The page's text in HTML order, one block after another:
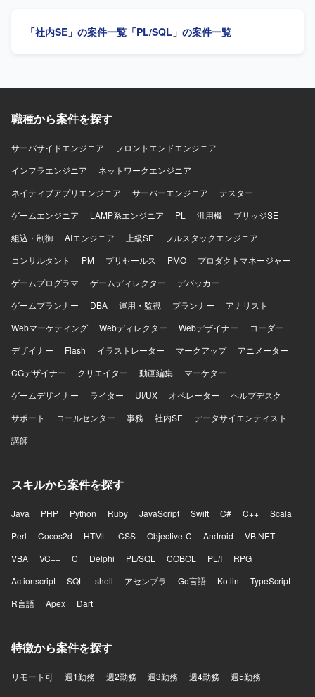
援、システム設計書作成などを行っていただきます。 【求
ンの魅力】 MES切替という基幹領域のプロジェクトにおい
から設計までを一貫して担当できるため、製造システムに
境】 IBM系MES「SiView」を中心とした製造システム環境
ル設計、マスタ管理設計などの業務に携わっていただきま
す。
「社内SE」の案件一覧 「PL/SQL」の案件一覧
職種から案件を探す
サーバサイドエンジニア
フロントエンドエンジニア
インフラエンジニア
ネットワークエンジニア
ネイティブアプリエンジニア
サーバーエンジニア
テスター
ゲームエンジニア
LAMP系エンジニア PL 汎用機
ブリッジSE
組込・制御
AIエンジニア 上級SE
フルスタックエンジニア
コンサルタント
PM プリセールス PMO
プロダクトマネージャー
ゲームプログラマ
ゲームディレクター
デバッカー
ゲームプランナー
DBA 運用・監視 プランナー
アナリスト
Webマーケティング
Webディレクター Webデザイナー
コーダー
デザイナー
Flash イラストレーター マークアップ
アニメーター
CGデザイナー
クリエイター 動画編集
マーケター
ゲームデザイナー
ライター UI/UX オペレーター
ヘルプデスク
サポート
コールセンター 事務 社内SE
データサイエンティスト
講師
スキルから案件を探す
Java PHP Python Ruby JavaScript Swift C# C++
Scala
Perl
Cocos2d HTML CSS Objective-C Android
VB.NET
VBA
VC++ C Delphi PL/SQL COBOL PL/I
RPG
Actionscript
SQL shell アセンブラ Go言語 Kotlin
TypeScript
R言語
Apex Dart
特徴から案件を探す
リモート可 週1勤務 週2勤務 週3勤務 週4勤務 週5勤務